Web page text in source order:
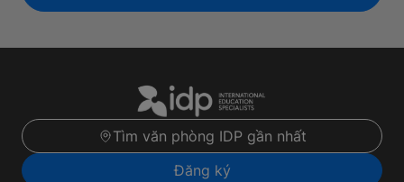
Tìm văn phòng IDP gần nhất
Đăng ký